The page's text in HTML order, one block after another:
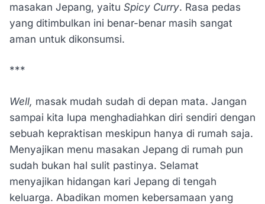
masakan Jepang, yaitu Spicy Curry. Rasa pedas
yang ditimbulkan ini benar-benar masih sangat
aman untuk dikonsumsi.
***
Well, masak mudah sudah di depan mata. Jangan
sampai kita lupa menghadiahkan diri sendiri dengan
sebuah kepraktisan meskipun hanya di rumah saja.
Menyajikan menu masakan Jepang di rumah pun
sudah bukan hal sulit pastinya. Selamat
menyajikan hidangan kari Jepang di tengah
keluarga. Abadikan momen kebersamaan yang